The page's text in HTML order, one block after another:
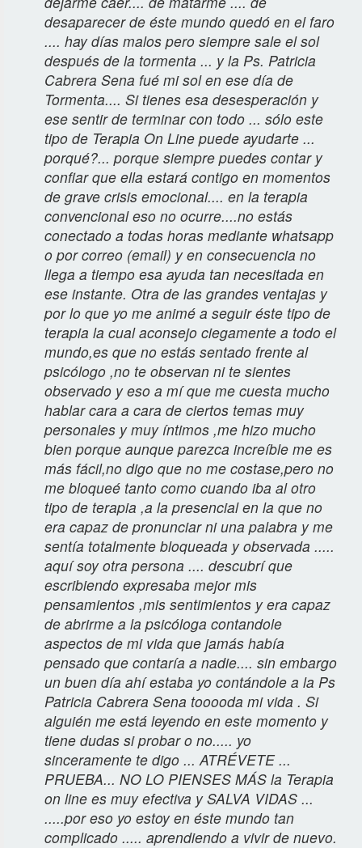
desaparecer de éste mundo quedó en el faro
.... hay días malos pero siempre sale el sol
después de la tormenta ... y la Ps. Patricia
Cabrera Sena fué mi sol en ese día de
Tormenta.... Si tienes esa desesperación y
ese sentir de terminar con todo ... sólo este
tipo de Terapia On Line puede ayudarte ...
porqué?... porque siempre puedes contar y
confiar que ella estará contigo en momentos
de grave crisis emocional.... en la terapia
convencional eso no ocurre....no estás
conectado a todas horas mediante whatsapp
o por correo (email) y en consecuencia no
llega a tiempo esa ayuda tan necesitada en
ese instante. Otra de las grandes ventajas y
por lo que yo me animé a seguir éste tipo de
terapia la cual aconsejo ciegamente a todo el
mundo,es que no estás sentado frente al
psicólogo ,no te observan ni te sientes
observado y eso a mí que me cuesta mucho
hablar cara a cara de ciertos temas muy
personales y muy íntimos ,me hizo mucho
bien porque aunque parezca increíble me es
más fácil,no digo que no me costase,pero no
me bloqueé tanto como cuando iba al otro
tipo de terapia ,a la presencial en la que no
era capaz de pronunciar ni una palabra y me
sentía totalmente bloqueada y observada .....
aquí soy otra persona .... descubrí que
escribiendo expresaba mejor mis
pensamientos ,mis sentimientos y era capaz
de abrirme a la psicóloga contandole
aspectos de mi vida que jamás había
pensado que contaría a nadie.... sin embargo
un buen día ahí estaba yo contándole a la Ps
Patricia Cabrera Sena tooooda mi vida . Si
alguién me está leyendo en este momento y
tiene dudas si probar o no..... yo
sinceramente te digo ... ATRÉVETE ...
PRUEBA... NO LO PIENSES MÁS la Terapia
on line es muy efectiva y SALVA VIDAS ...
.....por eso yo estoy en éste mundo tan
complicado ..... aprendiendo a vivir de nuevo.